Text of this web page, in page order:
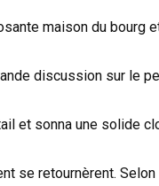
maison du
discussion sur le
et sonna une solide
se retournèrent.